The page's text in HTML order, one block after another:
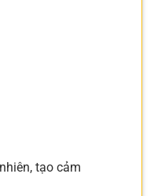
tạo cảm